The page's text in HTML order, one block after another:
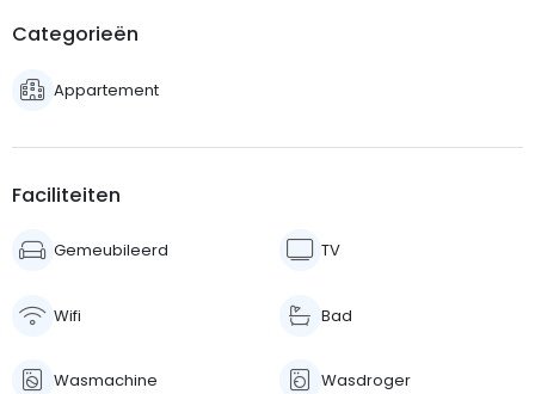
Categorieën
Appartement
Faciliteiten
Gemeubileerd TV
Wifi Bad
Wasmachine Wasdroger